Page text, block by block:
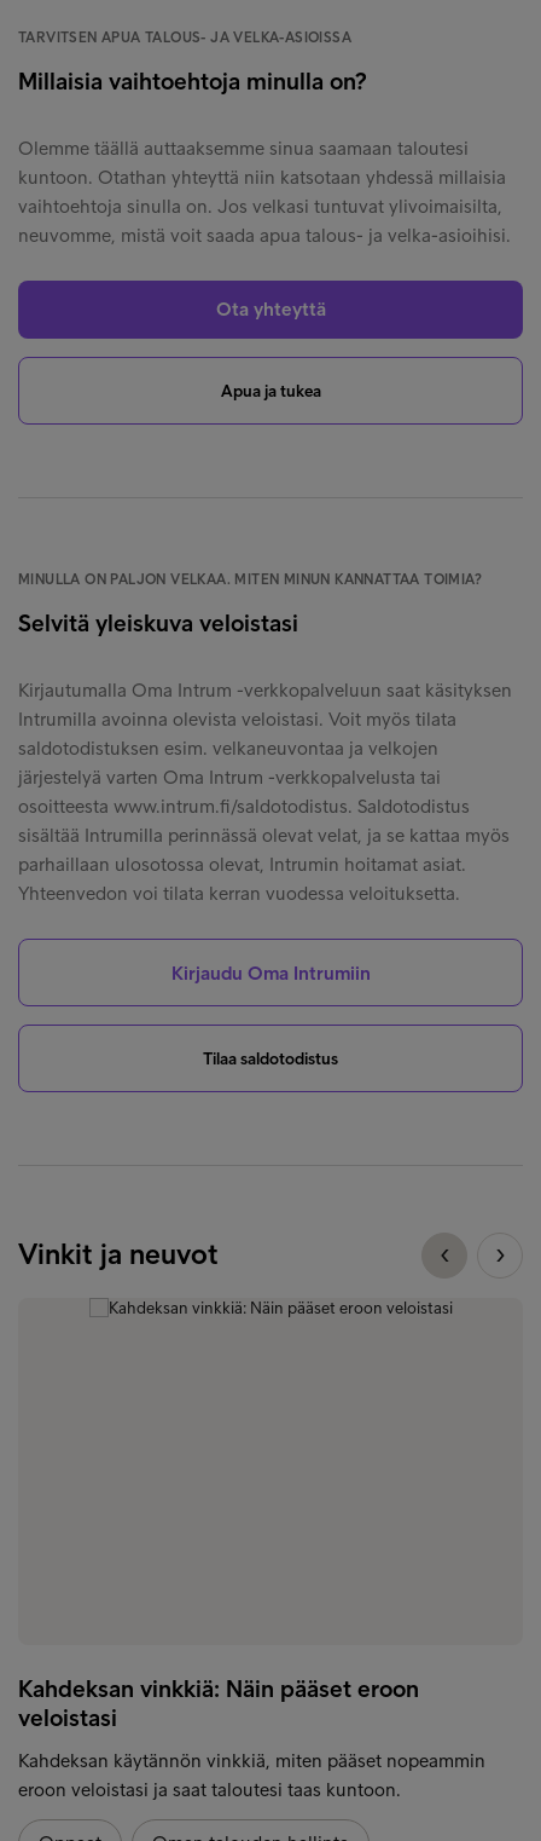
TARVITSEN APUA TALOUS- JA VELKA-ASIOISSA
Millaisia vaihtoehtoja minulla on?
Olemme täällä auttaaksemme sinua saamaan taloutesi
kuntoon. Otathan yhteyttä niin katsotaan yhdessä millaisia
vaihtoehtoja sinulla on. Jos velkasi tuntuvat ylivoimaisilta,
neuvomme, mistä voit saada apua talous- ja velka-asioihisi.
Ota yhteyttä
Apua ja tukea
MINULLA ON PALJON VELKAA. MITEN MINUN KANNATTAA TOIMIA?
Selvitä yleiskuva veloistasi
Kirjautumalla Oma Intrum -verkkopalveluun saat käsityksen
Intrumilla avoinna olevista veloistasi. Voit myös tilata
saldotodistuksen esim. velkaneuvontaa ja velkojen
järjestelyä varten Oma Intrum -verkkopalvelusta tai
osoitteesta www.intrum.fi/saldotodistus. Saldotodistus
sisältää Intrumilla perinnässä olevat velat, ja se kattaa myös
parhaillaan ulosotossa olevat, Intrumin hoitamat asiat.
Yhteenvedon voi tilata kerran vuodessa veloituksetta.
Kirjaudu Oma Intrumiin
Tilaa saldotodistus
Vinkit ja neuvot
Kahdeksan vinkkiä: Näin pääset eroon
veloistasi
Kahdeksan käytännön vinkkiä, miten pääset nopeammin
eroon veloistasi ja saat taloutesi taas kuntoon.